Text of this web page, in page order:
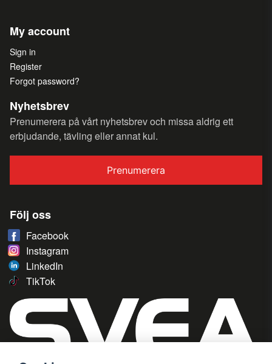
My account
Sign in
Register
Forgot password?
Nyhetsbrev
Prenumerera på vårt nyhetsbrev och missa aldrig ett
erbjudande, tävling eller annat kul.
Prenumerera
Följ oss
Facebook
Instagram
LinkedIn
TikTok